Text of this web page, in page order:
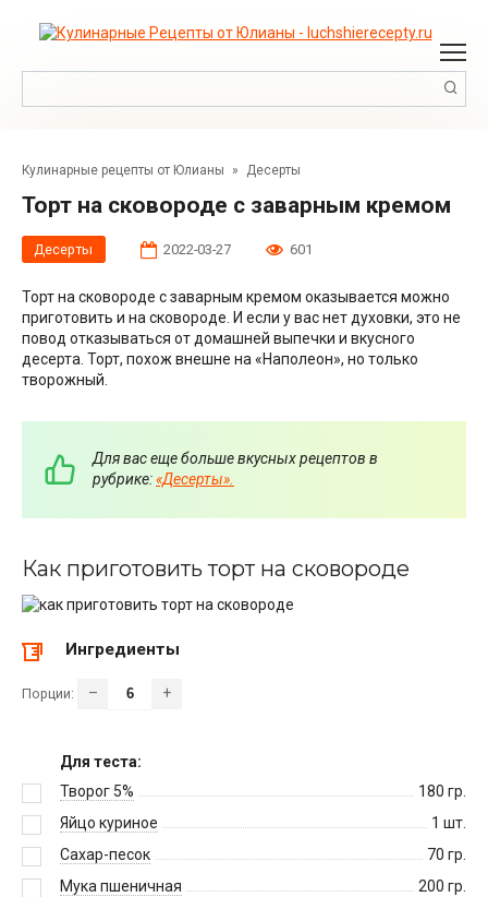
Кулинарные рецепты от Юлианы » Десерты
Торт на сковороде с заварным кремом
Десерты 2022-03-27 601
Торт на сковороде с заварным кремом оказывается можно
приготовить и на сковороде. И если у вас нет духовки, это не
повод отказываться от домашней выпечки и вкусного
десерта. Торт, похож внешне на «Наполеон», но только
творожный.
Для вас еще больше вкусных рецептов в
рубрике:«Десерты».
Как приготовить торт на сковороде
Ингредиенты
Порции: – +
Для теста:
Творог 5%
180 гр.
Яйцо куриное
1 шт.
Сахар-песок
70 гр.
Мука пшеничная
200 гр.